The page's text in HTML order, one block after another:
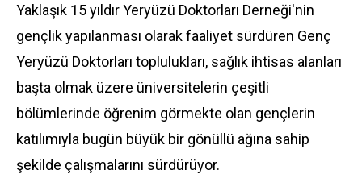
Yaklaşık 15 yıldır Yeryüzü Doktorları Derneği'nin
gençlik yapılanması olarak faaliyet sürdüren Genç
Yeryüzü Doktorları toplulukları, sağlık ihtisas alanları
başta olmak üzere üniversitelerin çeşitli
bölümlerinde öğrenim görmekte olan gençlerin
katılımıyla bugün büyük bir gönüllü ağına sahip
şekilde çalışmalarını sürdürüyor.